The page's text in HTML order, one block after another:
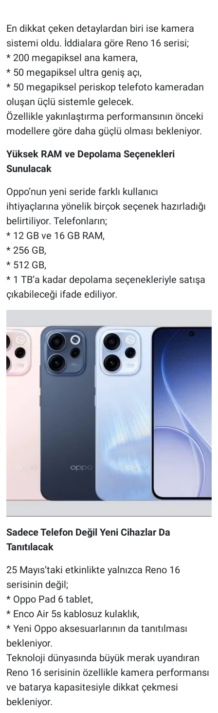
En dikkat çeken detaylardan biri ise kamera
sistemi oldu. İddialara göre Reno 16 serisi;
* 200 megapiksel ana kamera,
* 50 megapiksel ultra geniş açı,
* 50 megapiksel periskop telefoto kameradan
oluşan üçlü sistemle gelecek.
Özellikle yakınlaştırma performansının önceki
modellere göre daha güçlü olması bekleniyor.
Yüksek RAM ve Depolama Seçenekleri
Sunulacak
Oppo’nun yeni seride farklı kullanıcı
ihtiyaçlarına yönelik birçok seçenek hazırladığı
belirtiliyor. Telefonların;
* 12 GB ve 16 GB RAM,
* 256 GB,
* 512 GB,
* 1 TB’a kadar depolama seçenekleriyle satışa
çıkabileceği ifade ediliyor.
Sadece Telefon Değil Yeni Cihazlar Da
Tanıtılacak
25 Mayıs’taki etkinlikte yalnızca Reno 16
serisinin değil;
* Oppo Pad 6 tablet,
* Enco Air 5s kablosuz kulaklık,
* Yeni Oppo aksesuarlarının da tanıtılması
bekleniyor.
Teknoloji dünyasında büyük merak uyandıran
Reno 16 serisinin özellikle kamera performansı
ve batarya kapasitesiyle dikkat çekmesi
bekleniyor.